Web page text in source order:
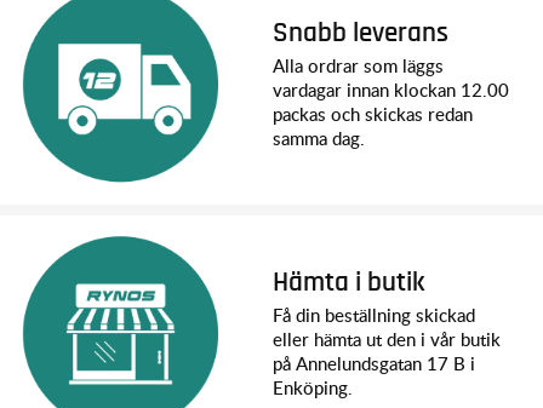
Snabb leverans
Alla ordrar som läggs
vardagar innan klockan 12.00
packas och skickas redan
samma dag.
Hämta i butik
Få din beställning skickad
eller hämta ut den i vår butik
på Annelundsgatan 17 B i
Enköping.